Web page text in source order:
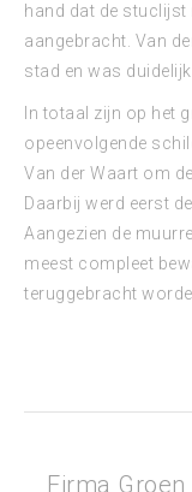
hand dat de stuclijst
aangebracht. Van
stad en was
In totaal zijn op het
opeenvolgende
Van der Waart om
Daarbij werd eerst
Aangezien de
meest compleet
teruggebracht
navigatie
Firma